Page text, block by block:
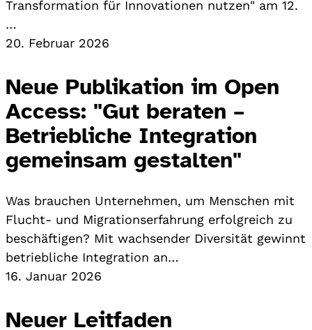
Transformation für Innovationen nutzen" am 12.
…
20. Februar 2026
Neue Publikation im Open
Access: "Gut beraten –
Betriebliche Integration
gemeinsam gestalten"
Was brauchen Unternehmen, um Menschen mit
Flucht- und Migrationserfahrung erfolgreich zu
beschäftigen? Mit wachsender Diversität gewinnt
betriebliche Integration an…
16. Januar 2026
Neuer Leitfaden